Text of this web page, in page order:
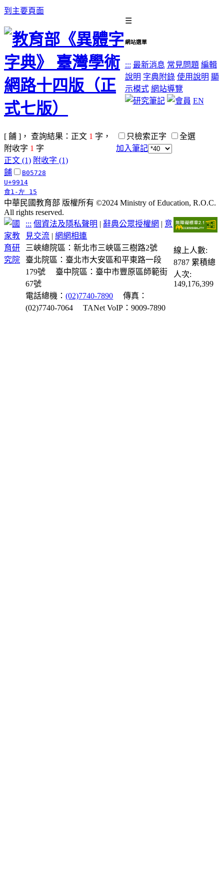
到主要頁面
☰
網站選單
::: 最新消息 常見問題 編輯
說明 字典附錄 使用說明 顯
示模式 網站導覽
EN
[ 餔 ]， 查詢結果：正文 1 字，
附收字 1 字
只檢索正字
全選
加入筆記
正文 (1) 附收字 (1)
餔
B05728
U+9914
食1-左 15
中華民國教育部 版權所有 ©2024 Ministry of Education, R.O.C.
All rights reserved.
::: 個資法及隱私聲明 | 辭典公眾授權網 | 意
見交流 |網網相連
三峽總院區：新北市三峽區三樹路2號
臺北院區：臺北市大安區和平東路一段
179號
臺中院區：臺中市豐原區師範街
67號
電話總機：(02)7740-7890
傳真：
(02)7740-7064
TANet VoIP：9009-7890
線上人數:
8787 累積總
人次:
149,176,399